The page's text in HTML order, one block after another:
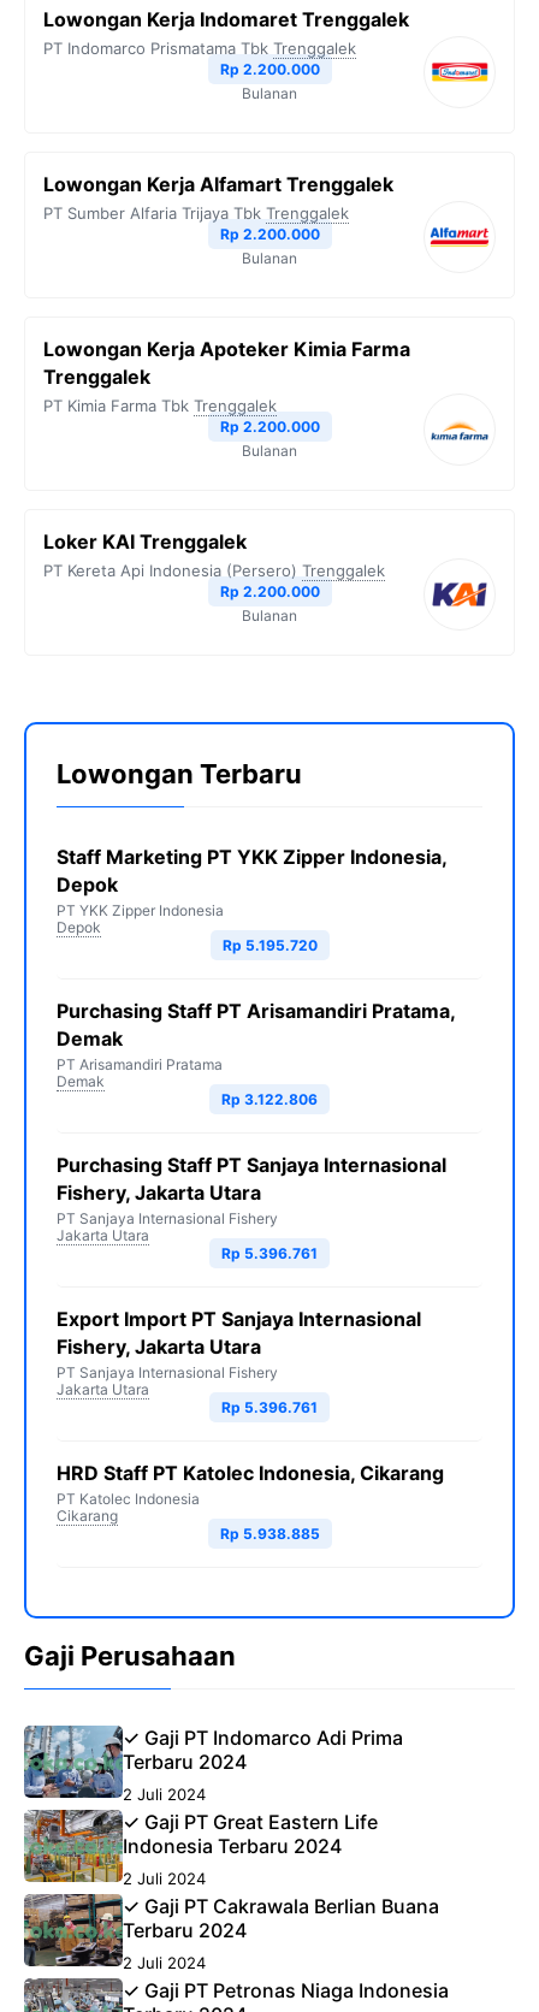
Lowongan Kerja Indomaret Trenggalek
PT Indomarco Prismatama Tbk Trenggalek
Rp 2.200.000
Bulanan
Lowongan Kerja Alfamart Trenggalek
PT Sumber Alfaria Trijaya Tbk Trenggalek
Rp 2.200.000
Bulanan
Lowongan Kerja Apoteker Kimia Farma
Trenggalek
PT Kimia Farma Tbk Trenggalek
Rp 2.200.000
Bulanan
Loker KAI Trenggalek
PT Kereta Api Indonesia (Persero) Trenggalek
Rp 2.200.000
Bulanan
Lowongan Terbaru
Staff Marketing PT YKK Zipper Indonesia,
Depok
PT YKK Zipper Indonesia
Depok
Rp 5.195.720
Purchasing Staff PT Arisamandiri Pratama,
Demak
PT Arisamandiri Pratama
Demak
Rp 3.122.806
Purchasing Staff PT Sanjaya Internasional
Fishery, Jakarta Utara
PT Sanjaya Internasional Fishery
Jakarta Utara
Rp 5.396.761
Export Import PT Sanjaya Internasional
Fishery, Jakarta Utara
PT Sanjaya Internasional Fishery
Jakarta Utara
Rp 5.396.761
HRD Staff PT Katolec Indonesia, Cikarang
PT Katolec Indonesia
Cikarang
Rp 5.938.885
Gaji Perusahaan
✓ Gaji PT Indomarco Adi Prima
Terbaru 2024
2 Juli 2024
✓ Gaji PT Great Eastern Life
Indonesia Terbaru 2024
2 Juli 2024
✓ Gaji PT Cakrawala Berlian Buana
Terbaru 2024
2 Juli 2024
✓ Gaji PT Petronas Niaga Indonesia